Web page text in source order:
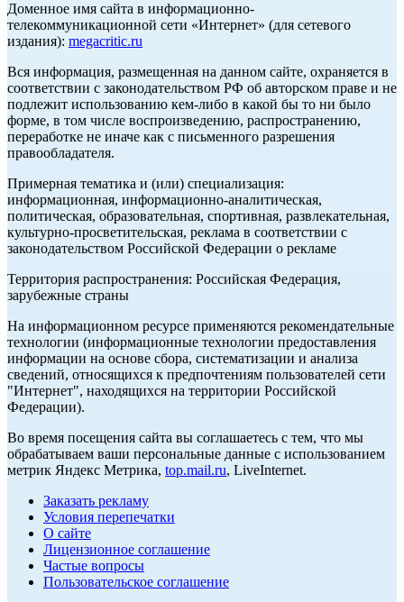
Доменное имя сайта в информационно-
телекоммуникационной сети «Интернет» (для сетевого
издания): megacritic.ru
Вся информация, размещенная на данном сайте, охраняется в
соответствии с законодательством РФ об авторском праве и не
подлежит использованию кем-либо в какой бы то ни было
форме, в том числе воспроизведению, распространению,
переработке не иначе как с письменного разрешения
правообладателя.
Примерная тематика и (или) специализация:
информационная, информационно-аналитическая,
политическая, образовательная, спортивная, развлекательная,
культурно-просветительская, реклама в соответствии с
законодательством Российской Федерации о рекламе
Территория распространения: Российская Федерация,
зарубежные страны
На информационном ресурсе применяются рекомендательные
технологии (информационные технологии предоставления
информации на основе сбора, систематизации и анализа
сведений, относящихся к предпочтениям пользователей сети
"Интернет", находящихся на территории Российской
Федерации).
Во время посещения сайта вы соглашаетесь с тем, что мы
обрабатываем ваши персональные данные с использованием
метрик Яндекс Метрика, top.mail.ru, LiveInternet.
Заказать рекламу
Условия перепечатки
О сайте
Лицензионное соглашение
Частые вопросы
Пользовательское соглашение